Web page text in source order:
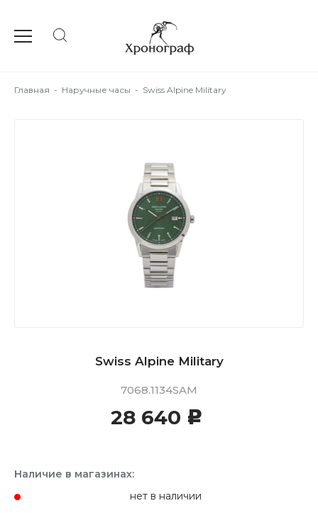
Главная - Наручные часы - Swiss Alpine Military
Swiss Alpine Military
7068.1134SAM
28 640 c
Наличие в магазинах:
нет в наличии